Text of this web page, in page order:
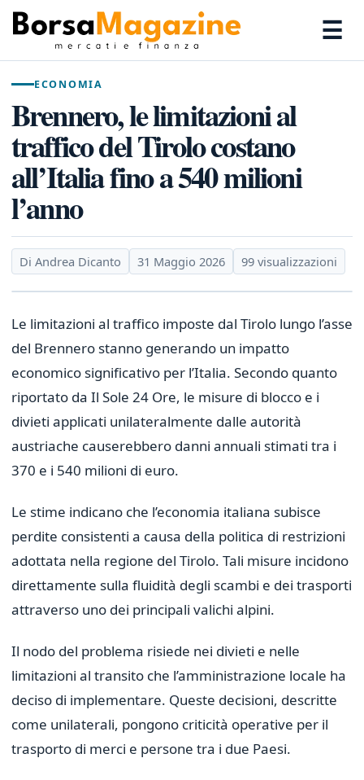
☰
ECONOMIA
Brennero, le limitazioni al
traffico del Tirolo costano
all’Italia fino a 540 milioni
l’anno
Di Andrea Dicanto 31 Maggio 2026 99 visualizzazioni
Le limitazioni al traffico imposte dal Tirolo lungo l’asse
del Brennero stanno generando un impatto
economico significativo per l’Italia. Secondo quanto
riportato da Il Sole 24 Ore, le misure di blocco e i
divieti applicati unilateralmente dalle autorità
austriache causerebbero danni annuali stimati tra i
370 e i 540 milioni di euro.
Le stime indicano che l’economia italiana subisce
perdite consistenti a causa della politica di restrizioni
adottata nella regione del Tirolo. Tali misure incidono
direttamente sulla fluidità degli scambi e dei trasporti
attraverso uno dei principali valichi alpini.
Il nodo del problema risiede nei divieti e nelle
limitazioni al transito che l’amministrazione locale ha
deciso di implementare. Queste decisioni, descritte
come unilaterali, pongono criticità operative per il
trasporto di merci e persone tra i due Paesi.